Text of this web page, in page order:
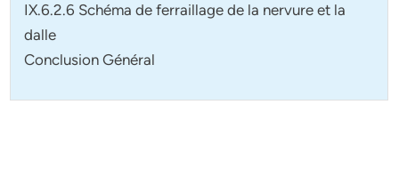
IX.6.2.6 Schéma de ferraillage de la nervure et la
dalle
Conclusion Général